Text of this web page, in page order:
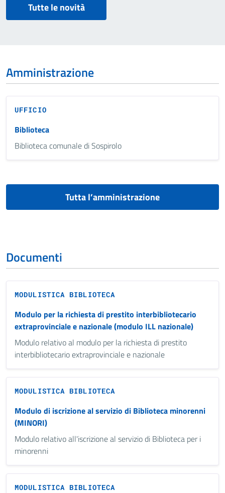
Tutte le novità
Amministrazione
UFFICIO
Biblioteca
Biblioteca comunale di Sospirolo
Tutta l’amministrazione
Documenti
MODULISTICA BIBLIOTECA
Modulo per la richiesta di prestito interbibliotecario
extraprovinciale e nazionale (modulo ILL nazionale)
Modulo relativo al modulo per la richiesta di prestito
interbibliotecario extraprovinciale e nazionale
MODULISTICA BIBLIOTECA
Modulo di iscrizione al servizio di Biblioteca minorenni
(MINORI)
Modulo relativo all'iscrizione al servizio di Biblioteca per i
minorenni
MODULISTICA BIBLIOTECA